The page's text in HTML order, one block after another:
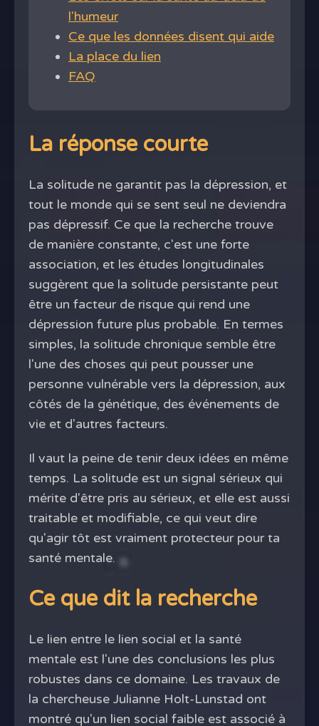
l'humeur
Ce que les données disent qui aide
La place du lien
FAQ
La réponse courte
La solitude ne garantit pas la dépression, et
tout le monde qui se sent seul ne deviendra
pas dépressif. Ce que la recherche trouve
de manière constante, c'est une forte
association, et les études longitudinales
suggèrent que la solitude persistante peut
être un facteur de risque qui rend une
dépression future plus probable. En termes
simples, la solitude chronique semble être
l'une des choses qui peut pousser une
personne vulnérable vers la dépression, aux
côtés de la génétique, des événements de
vie et d'autres facteurs.
Il vaut la peine de tenir deux idées en même
temps. La solitude est un signal sérieux qui
mérite d'être pris au sérieux, et elle est aussi
traitable et modifiable, ce qui veut dire
qu'agir tôt est vraiment protecteur pour ta
santé mentale.
Ce que dit la recherche
Le lien entre le lien social et la santé
mentale est l'une des conclusions les plus
robustes dans ce domaine. Les travaux de
la chercheuse Julianne Holt-Lunstad ont
montré qu'un lien social faible est associé à